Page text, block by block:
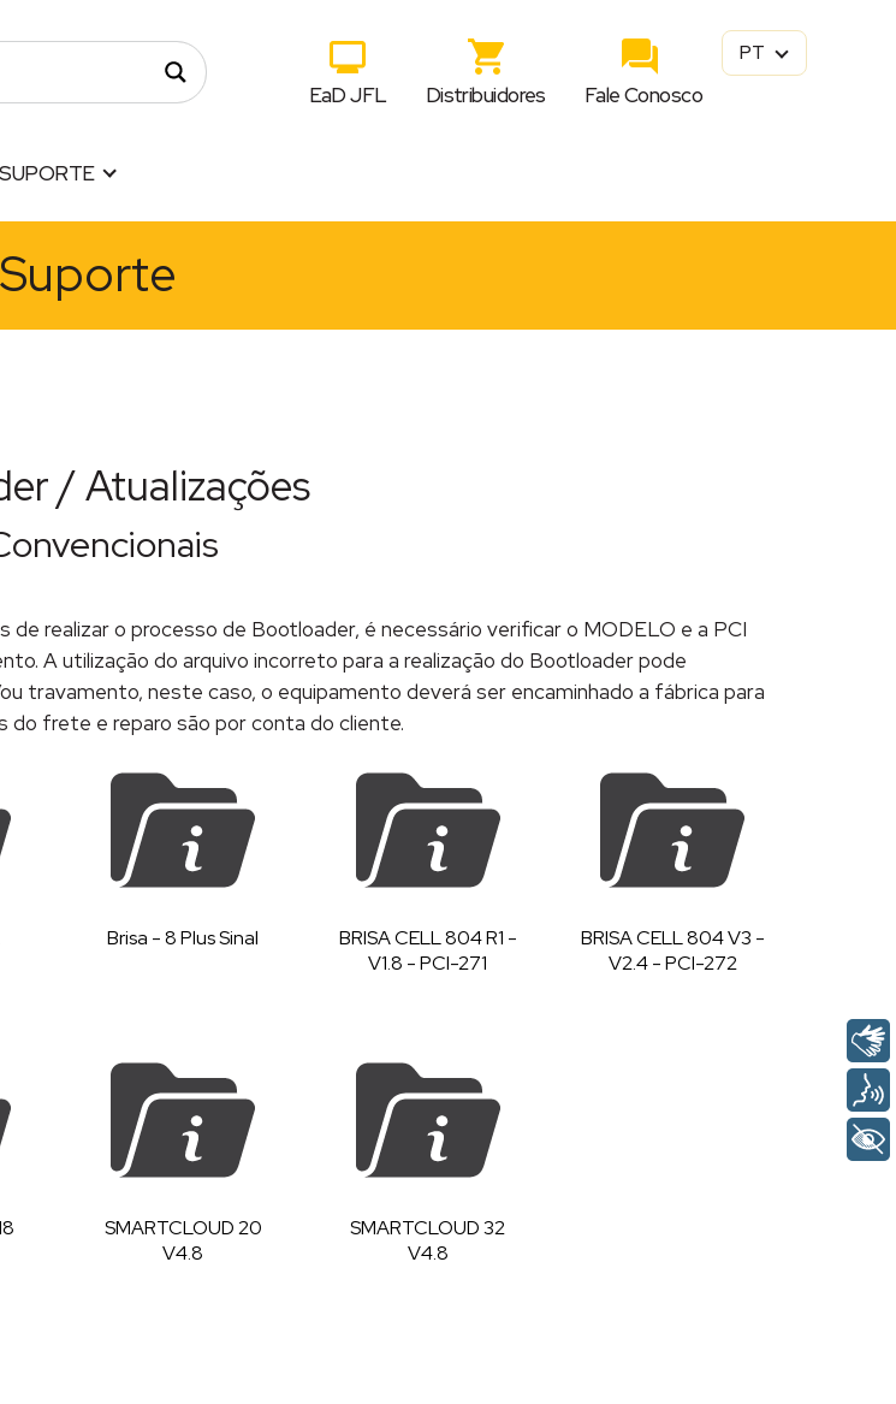
EaD JFL Distribuidores Fale Conosco
PT
SUPORTE
Suporte
/ Atualizações
de realizar o processo de Bootloader, é necessário verificar o MODELO e a PCI
A utilização do arquivo incorreto para a realização do Bootloader pode
travamento, neste caso, o equipamento deverá ser encaminhado a fábrica para
do frete e reparo são por conta do cliente.
Brisa - 8 Plus Sinal
BRISA CELL 804 R1 -
V1.8 - PCI-271
BRISA CELL 804 V3 -
V2.4 - PCI-272
SMARTCLOUD 20
V4.8
SMARTCLOUD 32
V4.8